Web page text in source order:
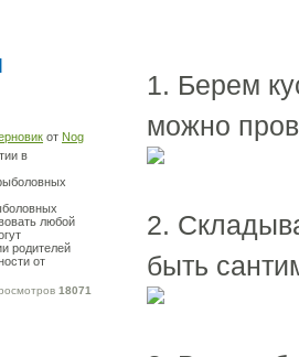
от Nog
в
любой
родителей
от
18071
1. Берем
можно
2.
быть